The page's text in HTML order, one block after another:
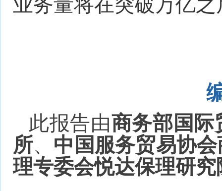
此报告由商务部国际
所、 中国服务贸易协
理专委会悦达保理研究